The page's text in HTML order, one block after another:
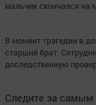
мальчик скончался на
В момент трагедии в
старший брат.
доследственную
Следите за